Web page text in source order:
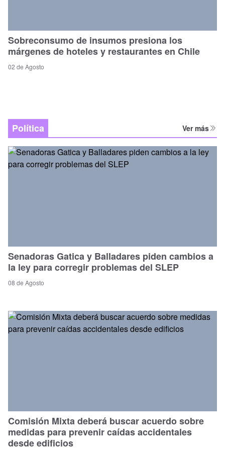
Sobreconsumo de insumos presiona los
márgenes de hoteles y restaurantes en Chile
02 de Agosto
Política Ver más
Senadoras Gatica y Balladares piden cambios a
la ley para corregir problemas del SLEP
08 de Agosto
Comisión Mixta deberá buscar acuerdo sobre
medidas para prevenir caídas accidentales
desde edificios